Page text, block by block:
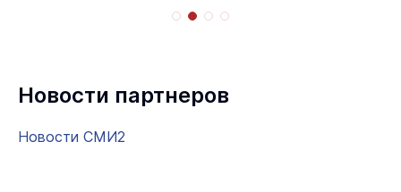
Новости партнеров
Новости СМИ2